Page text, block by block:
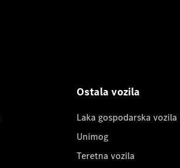
Ostala vozila
Laka gospodarska vozila
Unimog
Teretna vozila